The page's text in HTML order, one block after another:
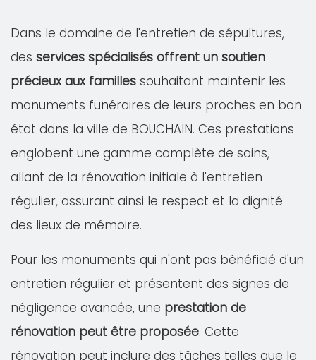
Dans le domaine de l'entretien de sépultures,
des services spécialisés offrent un soutien
précieux aux familles souhaitant maintenir les
monuments funéraires de leurs proches en bon
état dans la ville de BOUCHAIN. Ces prestations
englobent une gamme complète de soins,
allant de la rénovation initiale à l'entretien
régulier, assurant ainsi le respect et la dignité
des lieux de mémoire.
Pour les monuments qui n'ont pas bénéficié d'un
entretien régulier et présentent des signes de
négligence avancée, une prestation de
rénovation peut être proposée. Cette
rénovation peut inclure des tâches telles que le